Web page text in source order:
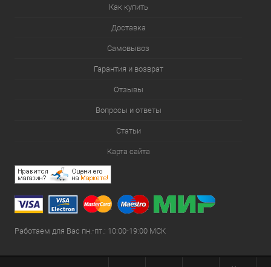
Как купить
Доставка
Самовывоз
Гарантия и возврат
Отзывы
Вопросы и ответы
Статьи
Карта сайта
Работаем для Вас пн.-пт.: 10:00-19:00 МСК